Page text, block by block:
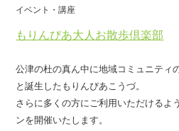
もりんぴあ大人お散歩倶楽部
イベント・講座
公津の杜の真ん中に地域コミュニティ
と誕生したもりんぴあこうづ。
さらに多くの方にご利用いただけるよ
ンを開催いたします。